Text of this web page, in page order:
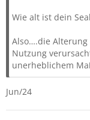
Wie alt ist dein
Also….die
Nutzung
unerheblichem
Jun/24